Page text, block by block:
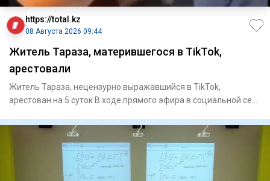
https://total.kz
08 Августа 2026 09:44
Житель Тараза, матерившегося в TikTok,
арестовали
Житель Тараза, нецензурно выражавшийся в TikTok,
арестован на 5 суток В ходе прямого эфира в социальной сети